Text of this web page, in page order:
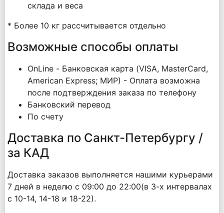
склада и веса
* Более 10 кг рассчитывается отдельно
Возможные способы оплаты
OnLine - Банковская карта (VISA, MasterCard,
American Express; МИР) - Оплата возможна
после подтверждения заказа по телефону
Банковский перевод
По счету
Доставка по Санкт-Петербургу /
за КАД
Доставка заказов выполняется нашими курьерами
7 дней в неделю с 09:00 до 22:00(в 3-х интервалах
с 10-14, 14-18 и 18-22).